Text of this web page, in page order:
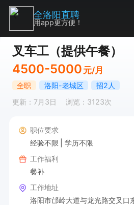
叉车工（提供午餐）
4500-5000 元/月
全职 洛阳-老城区
招2人
更新：7月3日
浏览：3123次
职位要求
经验不限
学历不限
工作福利
餐补
工作地址
洛阳市邙岭大道与龙光路交叉口
全洛阳直聘
用app更方便！